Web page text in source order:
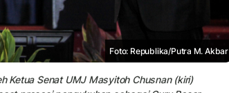
Foto: Republika/Putra M. Akbar
Ketua Senat UMJ Masyitoh Chusnan (kiri)